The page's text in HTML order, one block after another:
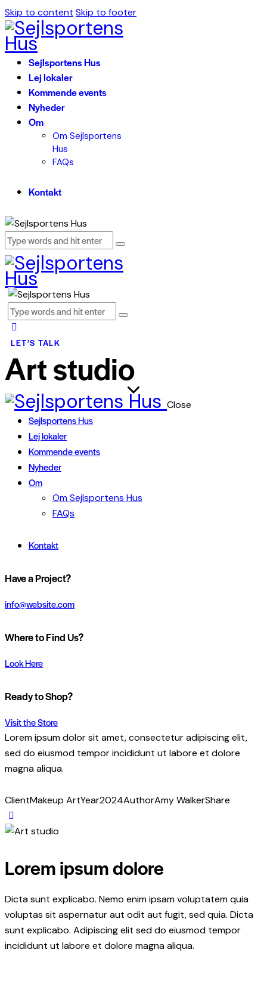
Skip to content Skip to footer
Sejlsportens Hus
Lej lokaler
Kommende events
Nyheder
Om
Om Sejlsportens
Hus
FAQs
Kontakt
LET’S TALK
Art studio
Close
Sejlsportens Hus
Lej lokaler
Kommende events
Nyheder
Om
Om Sejlsportens Hus
FAQs
Kontakt
Have a Project?
info@website.com
Where to Find Us?
Look Here
Ready to Shop?
Visit the Store
Lorem ipsum dolor sit amet, consectetur adipiscing elit,
sed do eiusmod tempor incididunt ut labore et dolore
magna aliqua.
ClientMakeup ArtYear2024AuthorAmy WalkerShare
Lorem ipsum dolore
Dicta sunt explicabo. Nemo enim ipsam voluptatem quia
voluptas sit aspernatur aut odit aut fugit, sed quia. Dicta
sunt explicabo. Adipiscing elit sed do eiusmod tempor
incididunt ut labore et dolore magna aliqua.